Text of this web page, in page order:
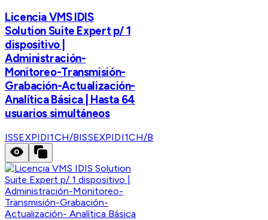
Licencia VMS IDIS
Solution Suite Expert p/ 1
dispositivo |
Administración-
Monitoreo-Transmisión-
Grabación-Actualización-
Analítica Básica | Hasta 64
usuarios simultáneos
ISSEXPIDI1CH/BISSEXPIDI1CH/B